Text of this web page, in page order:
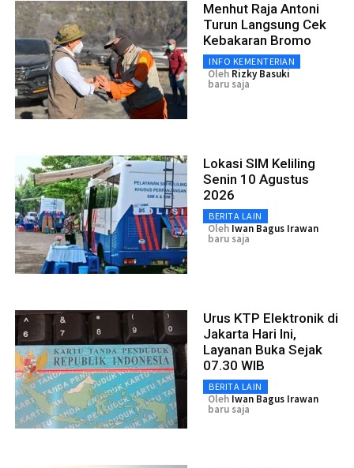
Menhut Raja Antoni
Turun Langsung Cek
Kebakaran Bromo
INFO KEMENTERIAN
Oleh Rizky Basuki
baru saja
Lokasi SIM Keliling
Senin 10 Agustus
2026
BERITA LAIN
Oleh Iwan Bagus Irawan
baru saja
Urus KTP Elektronik di
Jakarta Hari Ini,
Layanan Buka Sejak
07.30 WIB
BERITA LAIN
Oleh Iwan Bagus Irawan
baru saja